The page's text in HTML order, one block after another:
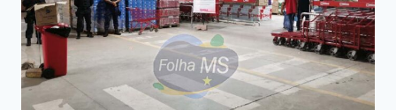
ATÉ
O
DIA
EM